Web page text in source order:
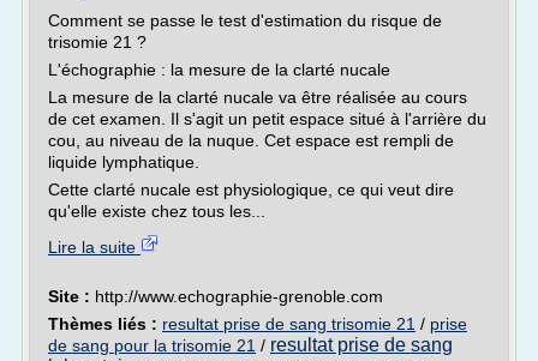
Comment se passe le test d'estimation du risque de
trisomie 21 ?
L'échographie : la mesure de la clarté nucale
La mesure de la clarté nucale va être réalisée au cours
de cet examen. Il s'agit un petit espace situé à l'arrière du
cou, au niveau de la nuque. Cet espace est rempli de
liquide lymphatique.
Cette clarté nucale est physiologique, ce qui veut dire
qu'elle existe chez tous les...
Lire la suite
Site : http://www.echographie-grenoble.com
Thèmes liés : resultat prise de sang trisomie 21 / prise
de sang pour la trisomie 21 / resultat prise de sang